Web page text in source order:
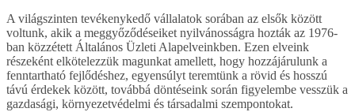
A világszinten tevékenykedő vállalatok sorában az elsők között
voltunk, akik a meggyőződéseiket nyilvánosságra hozták az 1976-
ban közzétett Általános Üzleti Alapelveinkben. Ezen elveink
részeként elkötelezzük magunkat amellett, hogy hozzájárulunk a
fenntartható fejlődéshez, egyensúlyt teremtünk a rövid és hosszú
távú érdekek között, továbbá döntéseink során figyelembe vesszük a
gazdasági, környezetvédelmi és társadalmi szempontokat.